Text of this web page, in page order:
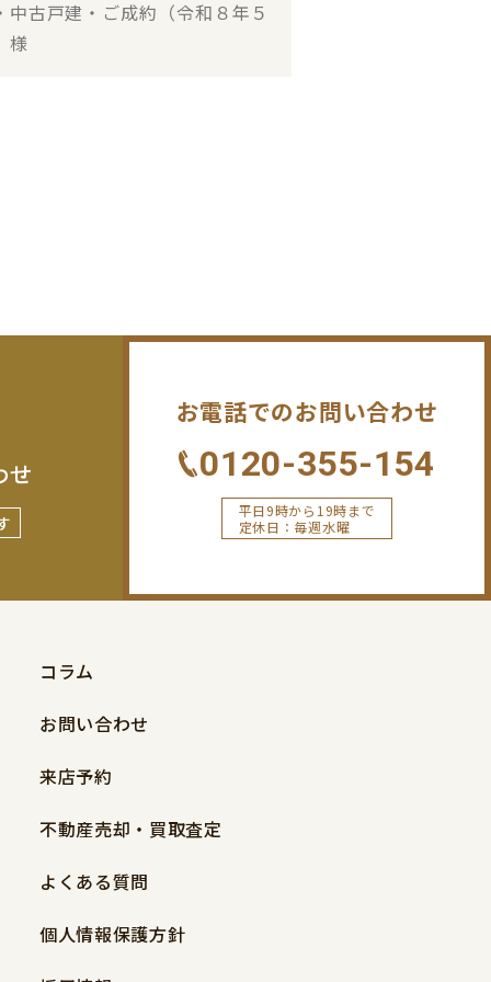
古戸建・ご成約（令和８年５
せ
お電話でのお問い合わせ
0120-355-154
平日9時から19時まで
定休日：毎週水曜
コラム
お問い合わせ
来店予約
不動産売却・買取査定
よくある質問
個人情報保護方針